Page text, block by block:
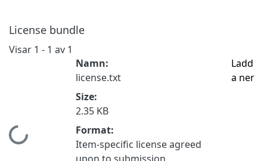
License bundle
Visar 1 - 1 av 1
Hämtar...
Namn:
license.txt
Size:
2.35 KB
Format:
Item-specific license agreed
Ladd
a ner